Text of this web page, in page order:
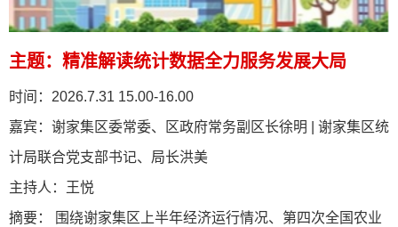
主题： 精准解读统计数据全力服务发展大局
时间： 2026.7.31 15.00-16.00
嘉宾： 谢家集区委常委、区政府常务副区长徐明 | 谢家集区统
计局联合党支部书记、局长洪美
主持人： 王悦
摘要：
围绕谢家集区上半年经济运行情况、第四次全国农业